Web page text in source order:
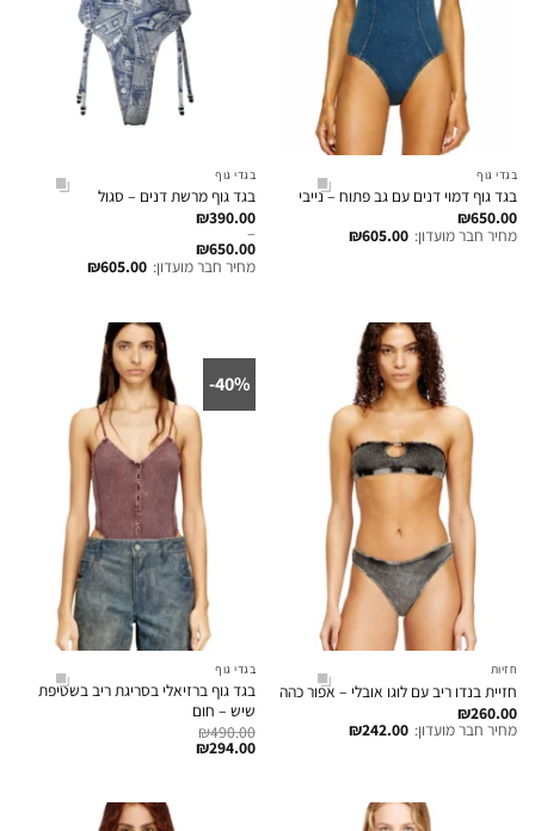
בגדי גוף
בגד גוף דמוי דנים עם גב פתוח – נייבי
₪650.00
מחיר חבר מועדון: ₪605.00
בגדי גוף
בגד גוף מרשת דנים – סגול
₪390.00
–
₪650.00
מחיר חבר מועדון: ₪605.00
חזיות
חזיית בנדו ריב עם לוגו אובלי – אפור כהה
₪260.00
מחיר חבר מועדון: ₪242.00
40%-
בגדי גוף
בגד גוף ברזיאלי בסריגת ריב בשטיפת
שיש – חום
₪490.00
₪294.00